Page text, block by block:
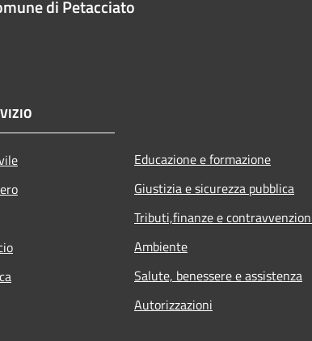
di Petacciato
Educazione e formazione
Giustizia e sicurezza pubblica
Tributi,finanze e
Ambiente
Salute, benessere e assistenza
Autorizzazioni